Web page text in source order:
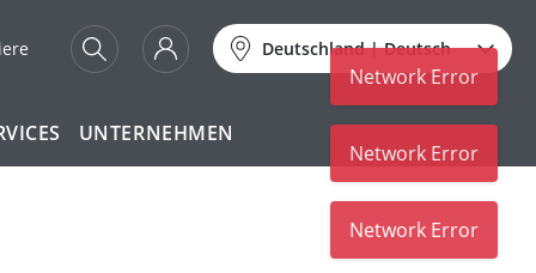
Deutschland|Deutsch
UNTERNEHMEN